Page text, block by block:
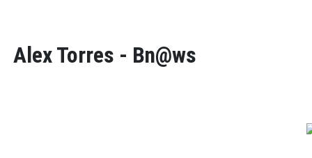
Alex Torres - Bn@ws